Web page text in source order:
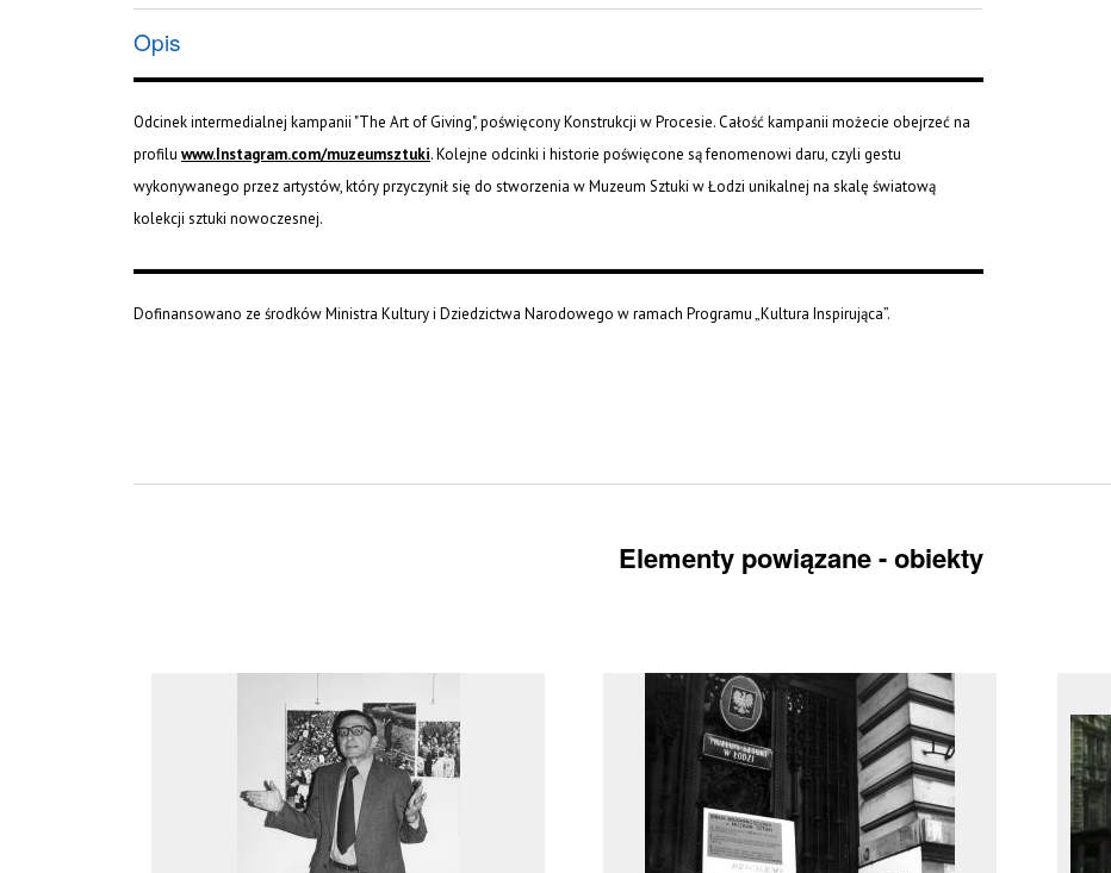
Opis
Odcinek intermedialnej kampanii "The Art of Giving", poświęcony Konstrukcji w Procesie. Całość kampanii możecie obejrzeć na
profilu www.Instagram.com/muzeumsztuki. Kolejne odcinki i historie poświęcone są fenomenowi daru, czyli gestu
wykonywanego przez artystów, który przyczynił się do stworzenia w Muzeum Sztuki w Łodzi unikalnej na skalę światową
kolekcji sztuki nowoczesnej.
Dofinansowano ze środków Ministra Kultury i Dziedzictwa Narodowego w ramach Programu „Kultura Inspirująca”.
Elementy powiązane - obiekty